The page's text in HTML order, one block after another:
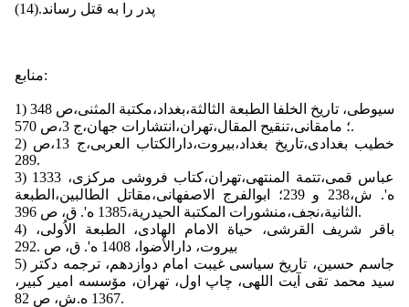
پدر را به قتل رساند.(14)
منابع:
1) سیوطى، تاریخ الخلفا الطبعة الثالثة،بغداد،مكتبة المثنى،ص 348
؛ مامقانى،تنقیح المقال،تهران،انتشارات جهان،ج 3،ص 570.
2) خطیب بغدادى،تاریخ بغداد،بیروت،دارالكتاب العربى،ج 13،ص
289.
3) عباس قمى،تتمة المنتهى،تهران،كتاب فروشى مركزى، 1333
ه'. ش،238 و 239؛ ابوالفرج الاصفهانى،مقاتل الطالبین،الطبعة
الثانیة،نجف،منشورات المكتبة الحیدریة،1385 ه'. ق، ص 396.
4) باقر شریف القرشى، حیاة الامام الهادى، الطبعة الاُولى‏،
بیروت، دارالأضوا، 1408 ه'. ق، ص .292
5) جاسم حسین، تاریخ سیاسى غیبت امام دوازدهم، ترجمه دكتر
سید محمد تقى آیت اللهى، چاپ اول، تهران، مۆسسه امیر كبیر،
1367 ه.ش، ص 82.